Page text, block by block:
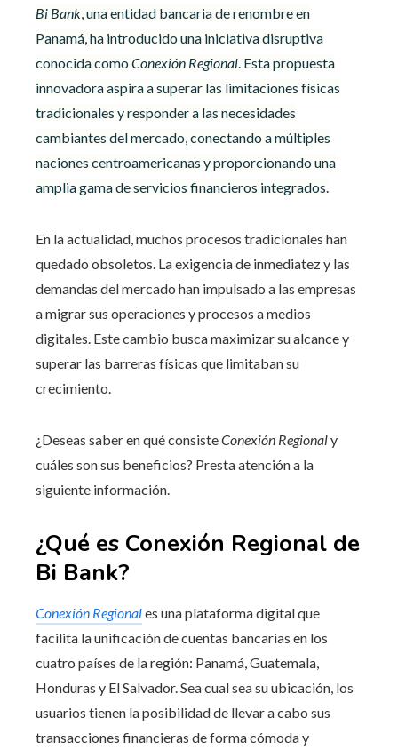
Bi Bank, una entidad bancaria de renombre en
Panamá, ha introducido una iniciativa disruptiva
conocida comoConexión Regional. Esta propuesta
innovadora aspira a superar las limitaciones físicas
tradicionales y responder a las necesidades
cambiantes del mercado, conectando a múltiples
naciones centroamericanas y proporcionando una
amplia gama de servicios financieros integrados.
En la actualidad, muchos procesos tradicionales han
quedado obsoletos. La exigencia de inmediatez y las
demandas del mercado han impulsado a las empresas
a migrar sus operaciones y procesos a medios
digitales. Este cambio busca maximizar su alcance y
superar las barreras físicas que limitaban su
crecimiento.
¿Deseas saber en qué consisteConexión Regionaly
cuáles son sus beneficios? Presta atención a la
siguiente información.
¿Qué es Conexión Regional de
Bi Bank?
Conexión Regionales una plataforma digital que
facilita la unificación de cuentas bancarias en los
cuatro países de la región: Panamá, Guatemala,
Honduras y El Salvador. Sea cual sea su ubicación, los
usuarios tienen la posibilidad de llevar a cabo sus
transacciones financieras de forma cómoda y